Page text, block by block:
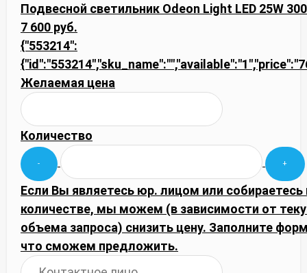
Подвесной светильник Odeon Light LED 25W
7 600 руб.
{"553214":
Желаемая цена
Количество
Если Вы являетесь юр. лицом или
количестве, мы можем (в зависимости от
объема запроса) снизить цену. Заполните
что сможем предложить.